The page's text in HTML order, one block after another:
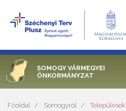
SOMOGY VÁRMEGYEI
ÖNKORMÁNYZAT
Főoldal Somogyról Települések